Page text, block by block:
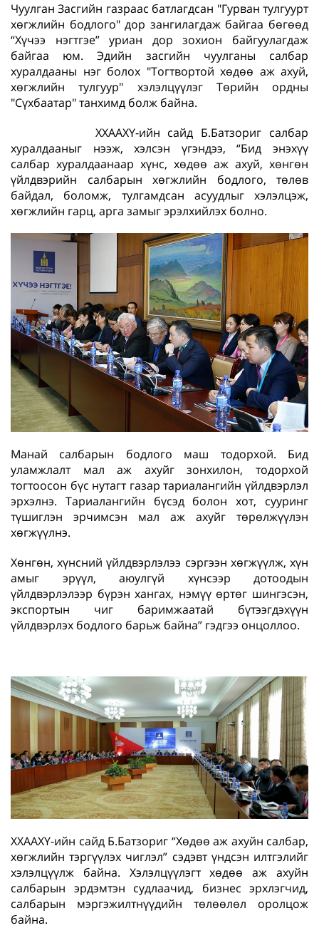
Чуулган Засгийн газраас батлагдсан "Гурван тулгуурт
хөгжлийн бодлого" дор зангилагдаж байгаа бөгөөд
“Хүчээ нэгтгэе” уриан дор зохион байгуулагдаж
байгаа юм. Эдийн засгийн чуулганы салбар
хуралдааны нэг болох "Тогтвортой хөдөө аж ахуй,
хөгжлийн тулгуур" хэлэлцүүлэг Төрийн ордны
"Сүхбаатар" танхимд болж байна.
ХХААХҮ-ийн сайд Б.Батзориг салбар
хуралдааныг нээж, хэлсэн үгэндээ, “Бид энэхүү
салбар хуралдаанаар хүнс, хөдөө аж ахуй, хөнгөн
үйлдвэрийн салбарын хөгжлийн бодлого, төлөв
байдал, боломж, тулгамдсан асуудлыг хэлэлцэж,
хөгжлийн гарц, арга замыг эрэлхийлэх болно.
Манай салбарын бодлого маш тодорхой. Бид
уламжлалт мал аж ахуйг зонхилон, тодорхой
тогтоосон бүс нутагт газар тариалангийн үйлдвэрлэл
эрхэлнэ. Тариалангийн бүсэд болон хот, сууринг
түшиглэн эрчимсэн мал аж ахуйг төрөлжүүлэн
хөгжүүлнэ.
Хөнгөн, хүнсний үйлдвэрлэлээ сэргээн хөгжүүлж, хүн
амыг эрүүл, аюулгүй хүнсээр дотоодын
үйлдвэрлэлээр бүрэн хангах, нэмүү өртөг шингэсэн,
экспортын чиг баримжаатай бүтээгдэхүүн
үйлдвэрлэх бодлого барьж байна” гэдгээ онцоллоо.
ХХААХҮ-ийн сайд Б.Батзориг “Хөдөө аж ахуйн салбар,
хөгжлийн тэргүүлэх чиглэл” сэдэвт үндсэн илтгэлийг
хэлэлцүүлж байна. Хэлэлцүүлэгт хөдөө аж ахуйн
салбарын эрдэмтэн судлаачид, бизнес эрхлэгчид,
салбарын мэргэжилтнүүдийн төлөөлөл оролцож
байна.